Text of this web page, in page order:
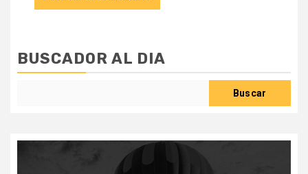
BUSCADOR AL DIA
Buscar